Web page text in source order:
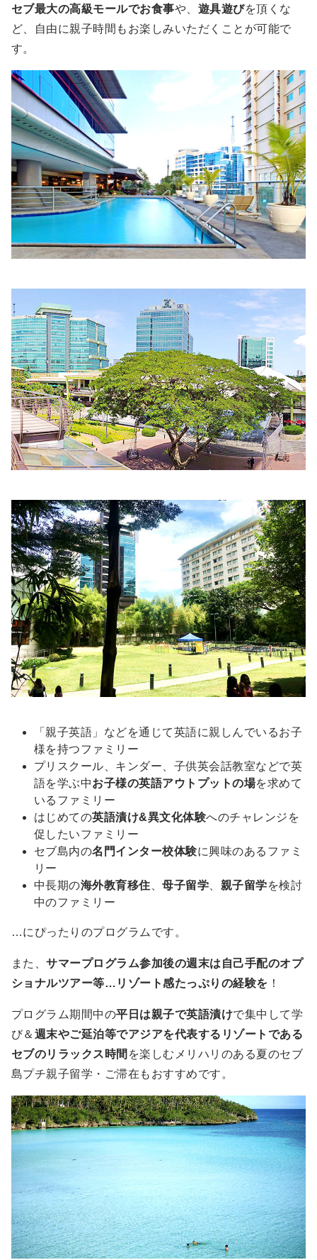
セブ最大の高級モールでお食事や、 遊具遊びを頂くな
ど、自由に親子時間もお楽しみいただくことが可能で
す。
「親子英語」などを通じて英語に親しんでいるお子
様を持つファミリー
プリスクール、キンダー、子供英会話教室などで英
語を学ぶ中お子様の英語アウトプットの場を求めて
いるファミリー
はじめての英語漬け&異文化体験へのチャレンジを
促したいファミリー
セブ島内の名門インター校体験に興味のあるファミ
リー
中長期の海外教育移住 、母子留学 親子留学を検討
中のファミリー
…にぴったりのプログラムです。
また、サマープログラム参加後の週末は自己手配のオプ
ショナルツアー等…リゾート感たっぷりの経験を ！
プログラム期間中の平日は親子で英語漬けで集中して学
び＆ 週末やご延泊等でアジアを代表するリゾートである
セブのリラックス時間 を楽しむメリハリのある夏のセブ
島プチ親子留学・ご滞在もおすすめです。